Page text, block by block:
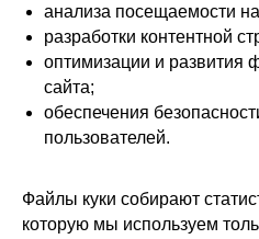
анализа посещаемости
разработки контентной
оптимизации и развития
сайта;
обеспечения
пользователей.
Файлы куки собирают
которую мы используем